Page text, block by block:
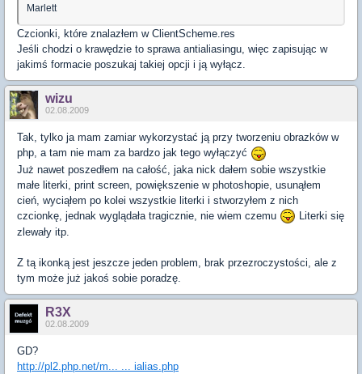
Marlett
Czcionki, które znalazłem w ClientScheme.res
Jeśli chodzi o krawędzie to sprawa antialiasingu, więc zapisując w
jakimś formacie poszukaj takiej opcji i ją wyłącz.
wizu
02.08.2009
Tak, tylko ja mam zamiar wykorzystać ją przy tworzeniu obrazków w
php, a tam nie mam za bardzo jak tego wyłączyć
Już nawet poszedłem na całość, jaka nick dałem sobie wszystkie
małe literki, print screen, powiększenie w photoshopie, usunąłem
cień, wyciąłem po kolei wszystkie literki i stworzyłem z nich
czcionkę, jednak wyglądała tragicznie, nie wiem czemu
Literki się
zlewały itp.
Z tą ikonką jest jeszcze jeden problem, brak przezroczystości, ale z
tym może już jakoś sobie poradzę.
R3X
02.08.2009
GD?
http://pl2.php.net/m... ... ialias.php